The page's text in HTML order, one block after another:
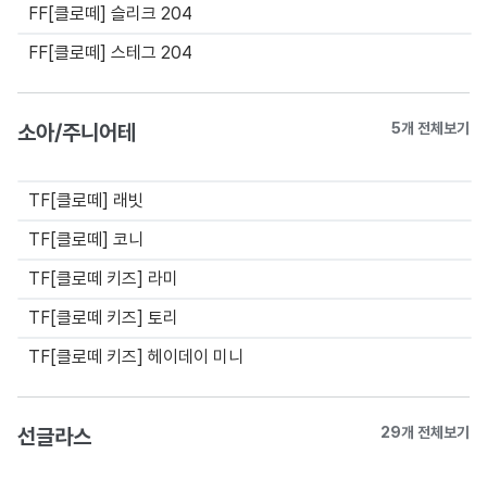
FF[클로떼] 슬리크 204
FF[클로떼] 스테그 204
소아/주니어테 5개 전체보기
TF[클로떼] 래빗
TF[클로떼] 코니
TF[클로떼 키즈] 라미
TF[클로떼 키즈] 토리
TF[클로떼 키즈] 헤이데이 미니
선글라스 29개 전체보기